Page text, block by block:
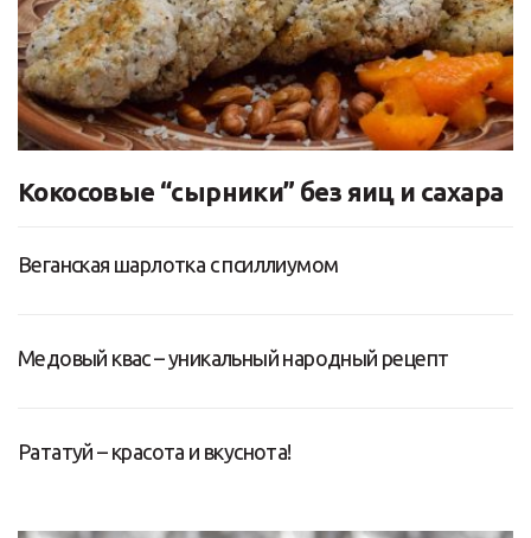
Кокосовые “сырники” без яиц и сахара
Веганская шарлотка с псиллиумом
Медовый квас – уникальный народный рецепт
Рататуй – красота и вкуснота!